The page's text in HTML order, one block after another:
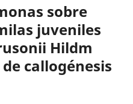
sobre
juveniles
Hildm
callogénesis